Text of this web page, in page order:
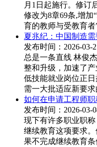
月1日起施行。修订
修改为8章69条,增加
育的教师与受教育者
夏兆纪：中国制造
发布时间：2026-03-
总是一条直线 林俊
整和升级，加速了
低技能就业岗位正
需一大批适应新要求
如何在申请工程师
发布时间：2026-03-
现下有许多职业职
继续教育这项要求
果不完成继续教育